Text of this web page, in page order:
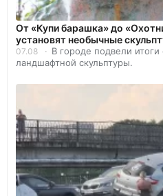
От «Купи барашка» до
установят необычные
07.08
В городе подвели
ландшафтной скульптуры.